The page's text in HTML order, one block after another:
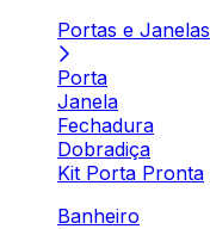
Portas e Janelas
Porta
Janela
Fechadura
Dobradiça
Kit Porta Pronta
Banheiro